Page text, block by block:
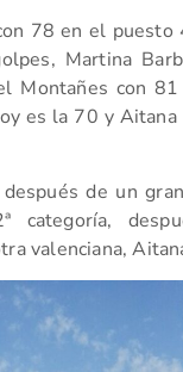
78 en el puesto
Martina
Montañes con
es la 70 y Aitana
de un
categoría,
valenciana,